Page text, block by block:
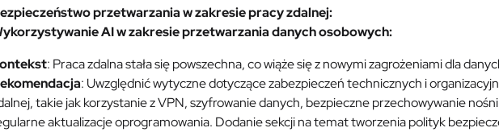
przetwarzania w zakresie pracy zdalnej:
AI w zakresie przetwarzania danych osobowych:
: Praca zdalna stała się powszechna, co wiąże się z nowymi zagrożeniami dla
: Uwzględnić wytyczne dotyczące zabezpieczeń technicznych i
takie jak korzystanie z VPN, szyfrowanie danych, bezpieczne przechowywanie
aktualizacje oprogramowania. Dodanie sekcji na temat tworzenia polityk